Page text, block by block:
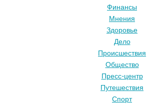
Финансы
Мнения
Здоровье
Дело
Происшествия
Общество
Пресс-центр
Путешествия
Спорт